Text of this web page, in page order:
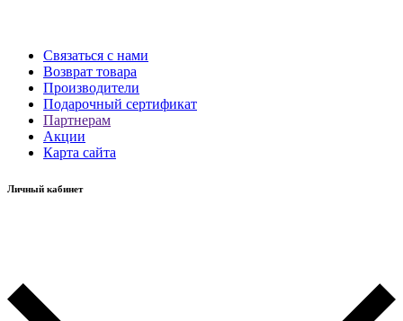
Связаться с нами
Возврат товара
Производители
Подарочный сертификат
Партнерам
Акции
Карта сайта
Личный кабинет